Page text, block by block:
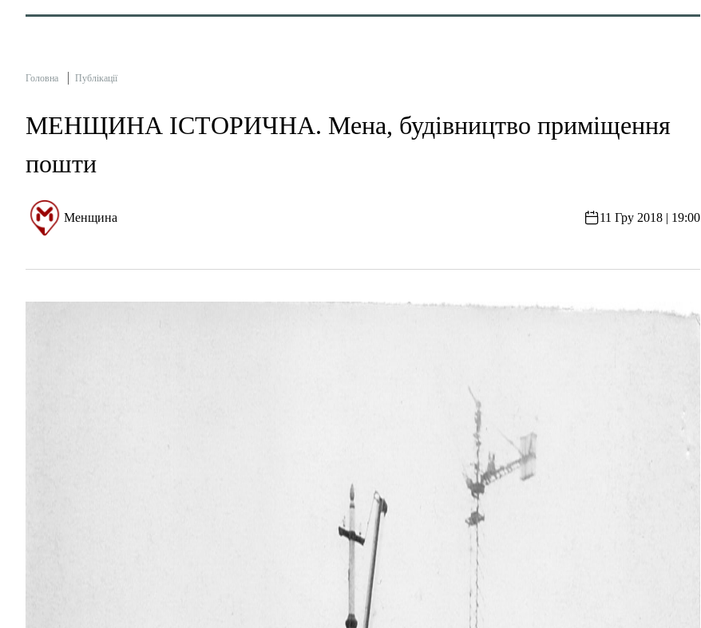
Головна Публікації
МЕНЩИНА ІСТОРИЧНА. Мена, будівництво приміщення
пошти
Менщина 11 Гру 2018 | 19:00